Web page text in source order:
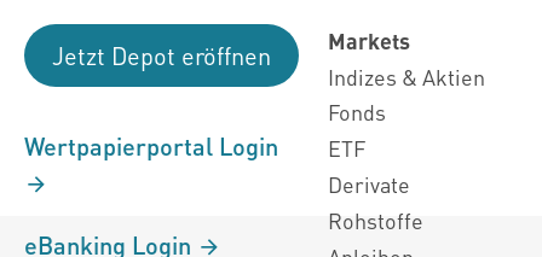
Jetzt Depot eröffnen
Wertpapierportal Login
eBanking Login
Markets
Indizes & Aktien
Fonds
ETF
Derivate
Rohstoffe